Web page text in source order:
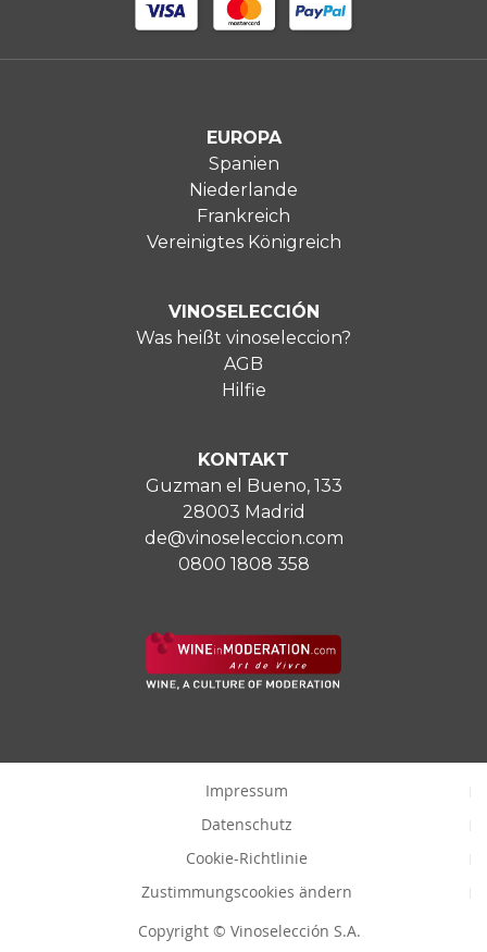
EUROPA
Spanien
Niederlande
Frankreich
Vereinigtes Königreich
VINOSELECCIÓN
Was heißt vinoseleccion?
AGB
Hilfie
KONTAKT
Guzman el Bueno, 133
28003 Madrid
de@vinoseleccion.com
0800 1808 358
Impressum
Datenschutz
Cookie-Richtlinie
Zustimmungscookies ändern
Copyright © Vinoselección S.A.